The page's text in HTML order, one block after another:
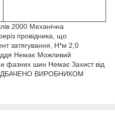
2000 Механічна
провідника, що
затягування, Н*м 2,0
Немає Можливий
фазних шин Немає Захист від
ВИРОБНИКОМ